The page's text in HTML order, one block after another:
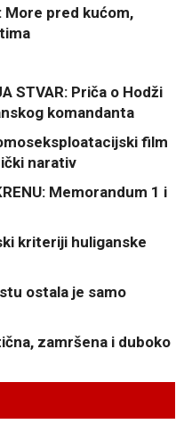
More pred kućom,
STVAR: Priča o Hodži
komandanta
film
narativ
Memorandum 1 i
kriteriji huliganske
ostala je samo
zamršena i duboko